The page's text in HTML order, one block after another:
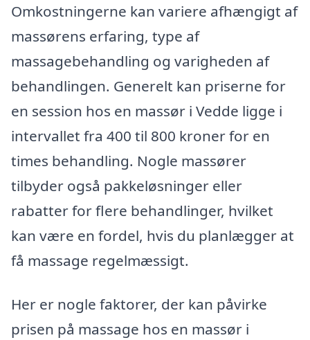
Omkostningerne kan variere afhængigt af
massørens erfaring, type af
massagebehandling og varigheden af
behandlingen. Generelt kan priserne for
en session hos en massør i Vedde ligge i
intervallet fra 400 til 800 kroner for en
times behandling. Nogle massører
tilbyder også pakkeløsninger eller
rabatter for flere behandlinger, hvilket
kan være en fordel, hvis du planlægger at
få massage regelmæssigt.
Her er nogle faktorer, der kan påvirke
prisen på massage hos en massør i